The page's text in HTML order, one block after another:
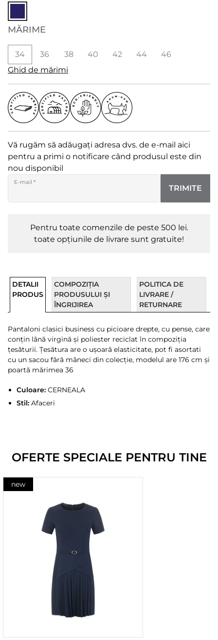
MĂRIME
34 36 38 40 42 44
46
Ghid de mărimi
Vă rugăm să adăugați adresa dvs. de e-mail aici
pentru a primi o notificare când produsul este din
nou disponibil
E-mail*
TRIMITE
Pentru toate comenzile de peste 500 lei.
toate opțiunile de livrare sunt gratuite!
DETALII
PRODUS
COMPOZIȚIA
PRODUSULUI ȘI
ÎNGRIJIREA
POLITICA DE
LIVRARE /
RETURNARE
Pantaloni clasici business cu picioare drepte, cu pense, care
conțin lână virgină și poliester reciclat în compoziția
țesăturii. Țesătura are o ușoară elasticitate, pot fi asortati
cu un sacou fără mâneci din colecție, modelul are 176 cm și
poartă mărimea 36
Culoare:CERNEALA
Stil:Afaceri
OFERTE SPECIALE PENTRU TINE
new